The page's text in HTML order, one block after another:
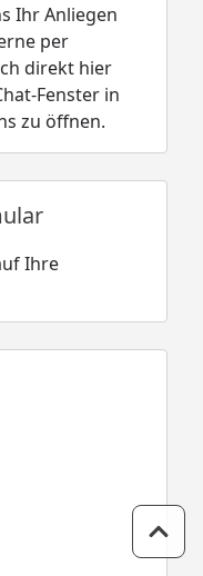
Ihr Anliegen
per
direkt hier
Fenster in
zu öffnen.
Ihre